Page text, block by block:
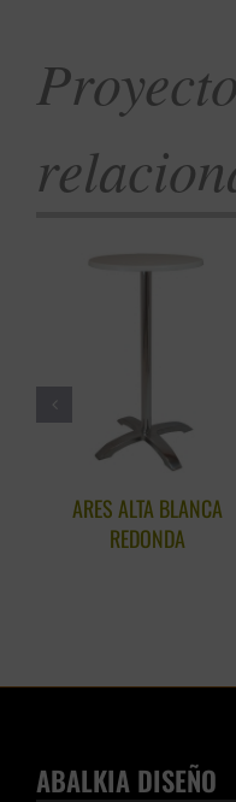
ARES ALTA BLANCA
REDONDA
ABALKIA DISEÑO